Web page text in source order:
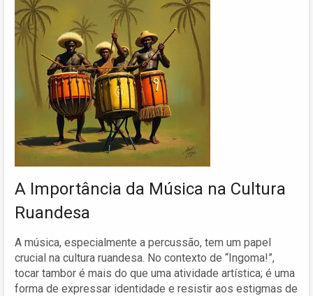
A Importância da Música na Cultura
Ruandesa
A música, especialmente a percussão, tem um papel
crucial na cultura ruandesa. No contexto de “Ingoma!”,
tocar tambor é mais do que uma atividade artística; é uma
forma de expressar identidade e resistir aos estigmas de